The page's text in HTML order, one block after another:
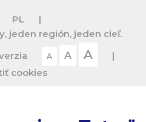
PL
|
jeden región, jeden cieľ.
A A A
|
cookies